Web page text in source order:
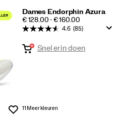
Dames Endorphin Azura
PRICE
€ 128.00 - € 160.00
Wenslijst
4.6 (85)
Snel erin doen
11 Meer kleuren